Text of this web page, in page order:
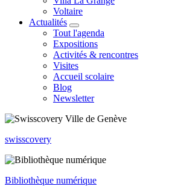
Voltaire
Actualités
Tout l'agenda
Expositions
Activités & rencontres
Visites
Accueil scolaire
Blog
Newsletter
swisscovery
Bibliothèque numérique